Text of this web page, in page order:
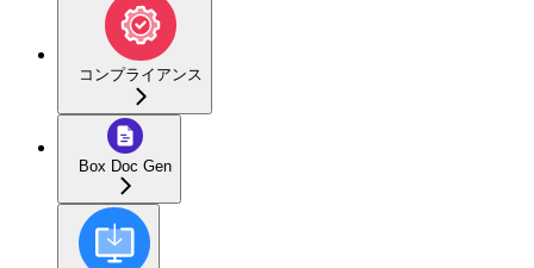
コンプライアンス
Box Doc Gen